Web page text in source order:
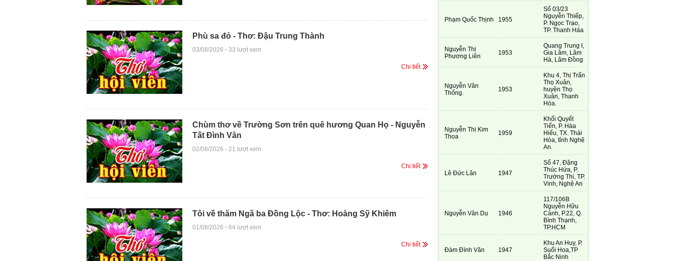
Phù sa đỏ - Thơ: Đậu Trung Thành
03/08/2026 - 33 lượt xem
Chi tiết
Chùm thơ về Trường Sơn trên quê hương Quan Họ - Nguyễn
Tất Đình Vân
02/08/2026 - 21 lượt xem
Chi tiết
Tôi về thăm Ngã ba Đồng Lộc - Thơ: Hoàng Sỹ Khiêm
01/08/2026 - 64 lượt xem
Chi tiết
Phạm Quốc Thịnh 1955
Số 03/23
Nguyễn Thiếp,
P. Ngọc Trạo,
TP. Thanh Háa
Nguyễn Thị
Phương Liên
1953
Quang Trung I,
Gia Lâm, Lâm
Hà, Lâm Đồng
Nguyễn Văn
Thống.
1953
Khu 4, Thị Trấn
Thọ Xuân,
huyện Thọ
Xuân, Thanh
Hóa.
Nguyễn Thị Kim
Thoa
1959
Khối Quyết
Tiến, P. Hàa
Hiếu, TX. Thái
Hòa, tỉnh Nghệ
An.
Lê Đức Lân 1947
Số 47, Đặng
Thúc Hứa, P.
Trường Thi, TP.
Vinh, Nghệ An
Nguyễn Văn Dụ 1946
117/106B
Nguyễn Hữu
Cảnh, P.22, Q.
Bình Thạnh,
TP.HCM
Đàm Đình Văn 1947
Khu An Huy, P.
Suối Hoa,TP
Bắc Ninh